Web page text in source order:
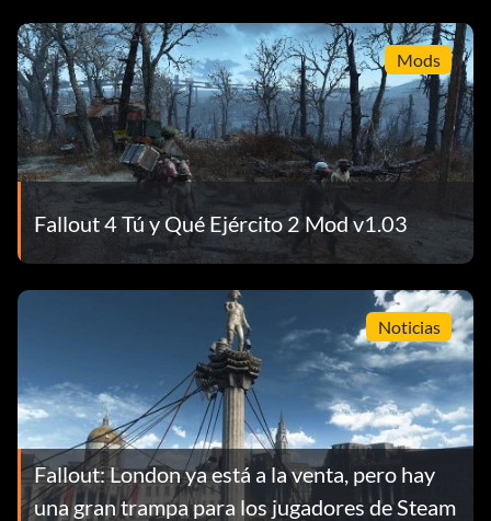
Mods
Fallout 4 Tú y Qué Ejército 2 Mod v1.03
Noticias
Fallout: London ya está a la venta, pero hay
una gran trampa para los jugadores de Steam